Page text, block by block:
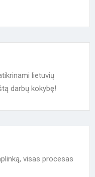
lietuvių
darbų kokybę!
visas procesas